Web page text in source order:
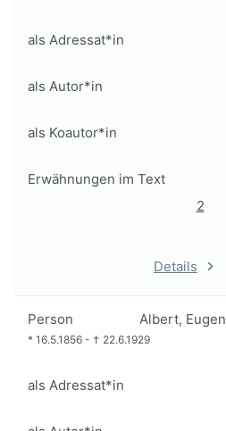
als Adressat*in
als Autor*in
als Koautor*in
Erwähnungen im Text
2
Details
Person Albert, Eugen
* 16.5.1856 - † 22.6.1929
als Adressat*in